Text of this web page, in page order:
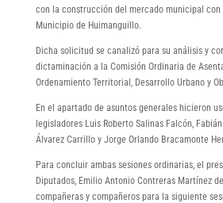
con la construcción del mercado municipal
Municipio de Huimanguillo.
Dicha solicitud se canalizó para su análisis y
dictaminación a la Comisión Ordinaria de
Ordenamiento Territorial, Desarrollo Urbano y
En el apartado de asuntos generales hicieron
legisladores Luis Roberto Salinas Falcón,
Álvarez Carrillo y Jorge Orlando Bracamonte
Para concluir ambas sesiones ordinarias, el
Diputados, Emilio Antonio Contreras Martínez
compañeras y compañeros para la siguiente